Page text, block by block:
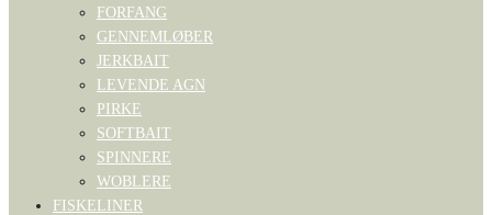
FORFANG
GENNEMLØBER
JERKBAIT
LEVENDE AGN
PIRKE
SOFTBAIT
SPINNERE
WOBLERE
FISKELINER